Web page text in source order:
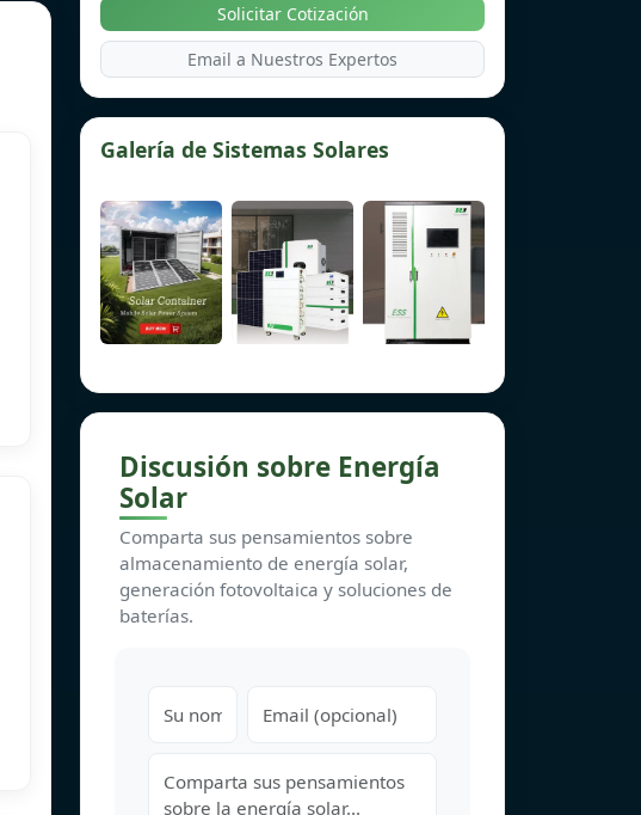
Solicitar Cotización
Email a Nuestros Expertos
Galería de Sistemas Solares
Discusión sobre Energía
Solar
Comparta sus pensamientos sobre
almacenamiento de energía solar,
generación fotovoltaica y soluciones de
baterías.